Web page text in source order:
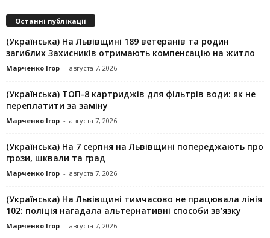
Останні публікації
(Українська) На Львівщині 189 ветеранів та родин
загиблих Захисників отримають компенсацію на житло
Марченко Ігор - августа 7, 2026
(Українська) ТОП-8 картриджів для фільтрів води: як не
переплатити за заміну
Марченко Ігор - августа 7, 2026
(Українська) На 7 серпня на Львівщині попереджають про
грози, шквали та град
Марченко Ігор - августа 7, 2026
(Українська) На Львівщині тимчасово не працювала лінія
102: поліція нагадала альтернативні способи зв’язку
Марченко Ігор - августа 7, 2026